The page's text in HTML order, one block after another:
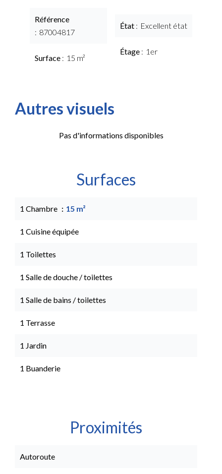
Référence
87004817
Surface 15 m²
État Excellent état
Étage 1er
Autres visuels
Pas d'informations disponibles
Surfaces
1 Chambre 15 m²
1 Cuisine équipée
1 Toilettes
1 Salle de douche / toilettes
1 Salle de bains / toilettes
1 Terrasse
1 Jardin
1 Buanderie
Proximités
Autoroute